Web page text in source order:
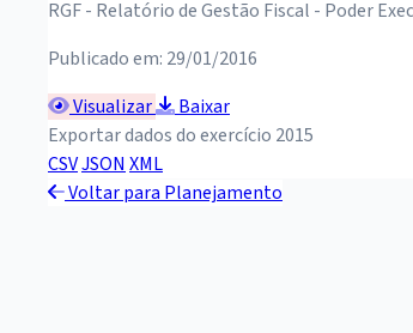
RGF - Relatório de Gestão Fiscal - Poder
Publicado em: 29/01/2016
Visualizar
Baixar
Exportar dados do exercício 2015
CSVJSON XML
Voltar para Planejamento